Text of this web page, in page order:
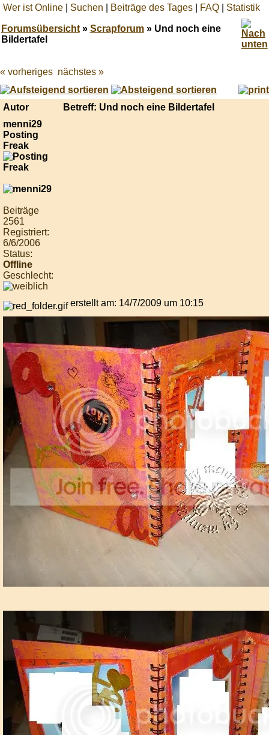
Wer ist Online Suchen Beiträge des Tages FAQ Statistik
Forumsübersicht» Scrapforum» Und noch eine
Bildertafel
Best
online
live
casino
« vorheriges nächstes »
Autor
Betreff: Und noch eine Bildertafel
menni29
Posting
Freak
Beiträge
2561
Registriert:
6/6/2006
Status:
Offline
Geschlecht:
erstellt am: 14/7/2009 um 10:15